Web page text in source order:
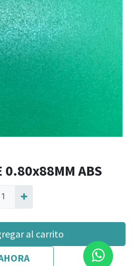
0.80x88MM ABS
al carrito